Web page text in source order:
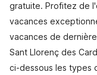
gratuite. Profitez de
vacances
vacances de
Sant Llorenç des
ci-dessous les types